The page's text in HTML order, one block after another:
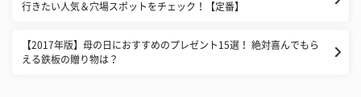
行きたい人気＆穴場スポットをチェック！【定番】
【2017年版】母の日におすすめのプレゼント15選！ 絶対喜んでもら
える鉄板の贈り物は？